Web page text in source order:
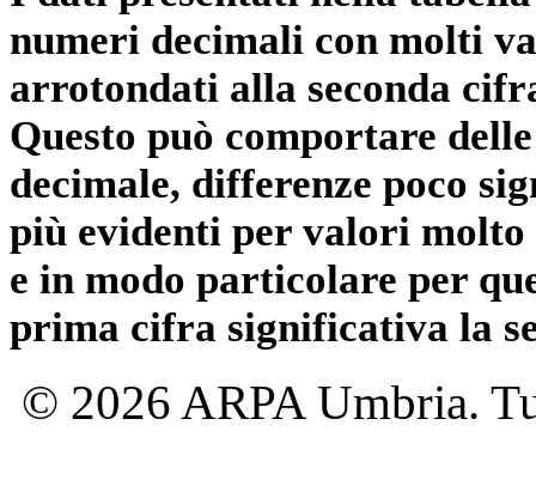
numeri decimali con molti
arrotondati alla seconda
Questo può comportare
decimale, differenze poco
più evidenti per valori
e in modo particolare per
prima cifra significativa la
© 2026 ARPA Umbria.